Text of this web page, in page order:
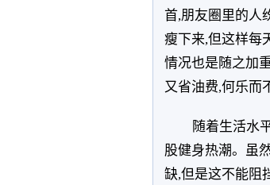
首,朋友圈里的人
瘦下来,但这样每
情况也是随之加
又省油费,何乐而
随着生活水
股健身热潮。虽
缺,但是这不能阻